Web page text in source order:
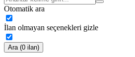
Otomatik ara
İlan olmayan seçenekleri gizle
Ara (0 ilan)